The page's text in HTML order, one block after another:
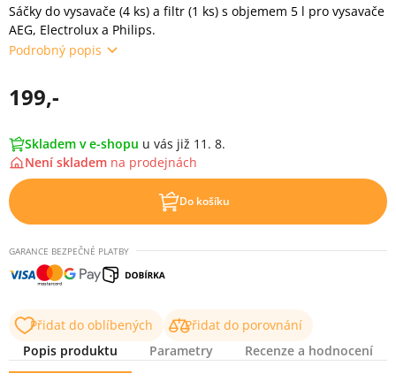
Sáčky do vysavače (4 ks) a filtr (1 ks) s objemem 5 l pro vysavače
AEG, Electrolux a Philips.
Podrobný popis
199,-
Skladem v e-shopu u vás již 11. 8.
Není skladem na prodejnách
Do košíku
GARANCE BEZPEČNÉ PLATBY
Přidat do oblíbených
Přidat do porovnání
Popis produktu
Parametry Recenze a hodnocení